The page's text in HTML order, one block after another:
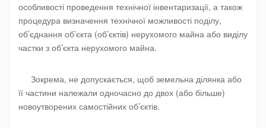
особливості проведення технічної інвентаризації, а також
процедура визначення технічної можливості поділу,
об’єднання об’єкта (об’єктів) нерухомого майна або виділу
частки з об’єкта нерухомого майна.
Зокрема, не допускається, щоб земельна ділянка або
її частини належали одночасно до двох (або більше)
новоутворених самостійних об’єктів.